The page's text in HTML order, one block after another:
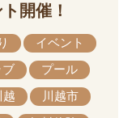
開催！
イベント
ブ
プール
越
川越市